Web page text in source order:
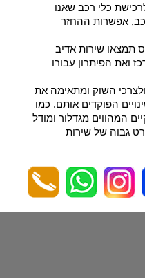
כלי רכב שאנו
אפשרות ההחזר
תמצאו שירות אדיב
ואת הפיתרון עבורו
השוק ומתאימה את
הפוקדים אותם. כמו
המהווים מגדלור ומודל
גבוה של שירות